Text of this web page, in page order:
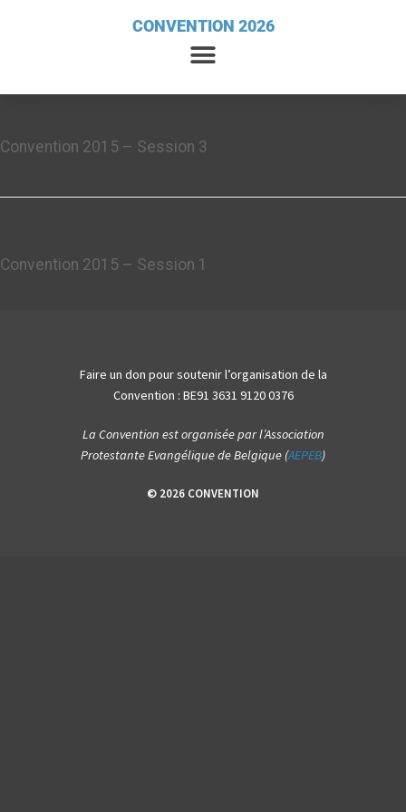
CONVENTION 2026
Convention 2015 – Session 3
Convention 2015 – Session 1
Faire un don pour soutenir l’organisation de la
Convention : BE91 3631 9120 0376
La Convention est organisée par l’Association
Protestante Evangélique de Belgique (AEPEB)
© 2026 CONVENTION